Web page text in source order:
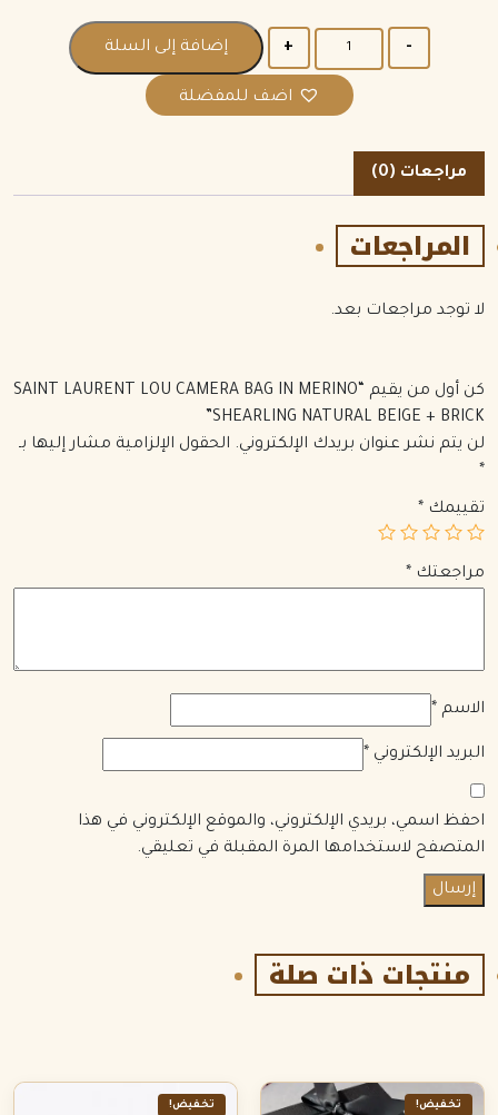
إضافة إلى السلة
اضف للمفضلة
مراجعات (0)
المراجعات
لا توجد مراجعات بعد.
كن أول من يقيم “SAINT LAURENT LOU CAMERA BAG IN MERINO
SHEARLING NATURAL BEIGE + BRICK”
لن يتم نشر عنوان بريدك الإلكتروني. الحقول الإلزامية مشار إليها بـ
*
تقييمك *
مراجعتك *
الاسم *
البريد الإلكتروني *
احفظ اسمي، بريدي الإلكتروني، والموقع الإلكتروني في هذا
المتصفح لاستخدامها المرة المقبلة في تعليقي.
منتجات ذات صلة
تخفيض! تخفيض!